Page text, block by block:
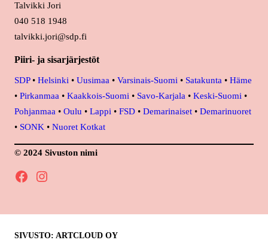
Talvikki Jori
040 518 1948
talvikki.jori@sdp.fi
Piiri- ja sisarjärjestöt
SDP• Helsinki • Uusimaa • Varsinais-Suomi • Satakunta • Häme
• Pirkanmaa • Kaakkois-Suomi • Savo-Karjala • Keski-Suomi •
Pohjanmaa • Oulu • Lappi • FSD • Demarinaiset • Demarinuoret
• SONK • Nuoret Kotkat
© 2024 Sivuston nimi
Facebook Instagram
SIVUSTO: ARTCLOUD OY